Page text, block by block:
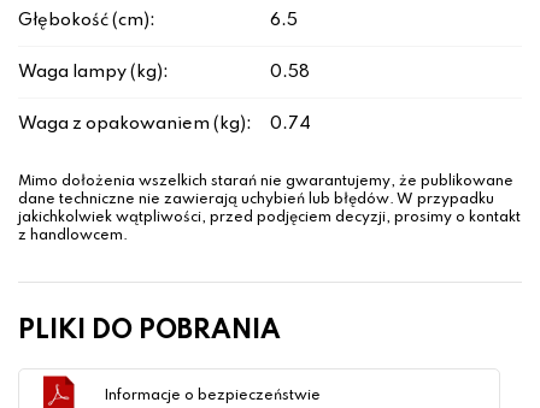
Głębokość (cm): 6.5
Waga lampy (kg): 0.58
Waga z opakowaniem (kg): 0.74
Mimo dołożenia wszelkich starań nie gwarantujemy, że publikowane
dane techniczne nie zawierają uchybień lub błędów. W przypadku
jakichkolwiek wątpliwości, przed podjęciem decyzji, prosimy o kontakt
z handlowcem.
PLIKI DO POBRANIA
Informacje o bezpieczeństwie